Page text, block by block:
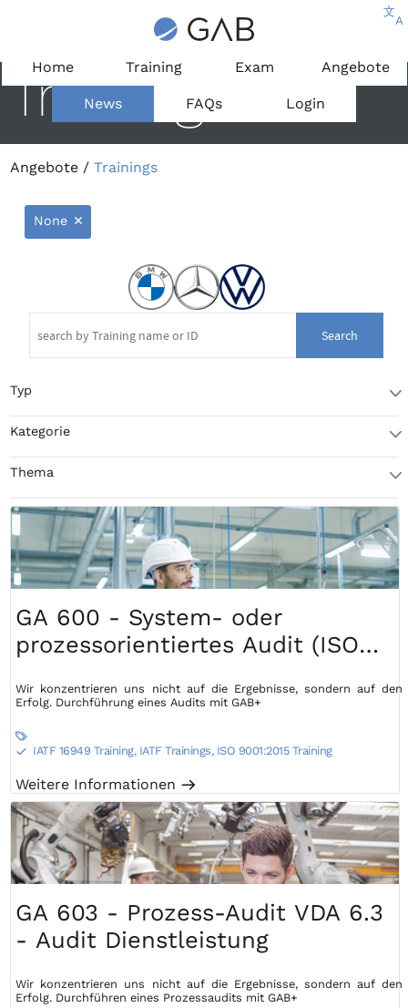
文
A
Home Training Exam Angebote
News FAQs Login
Trainings
Angebote /Trainings
None 9
Search
Typ T
Kategorie T
Thema T
GA 600 - System- oder
prozessorientiertes Audit (ISO
Dienstleistung
Wir konzentrieren uns nicht auf die Ergebnisse, sondern auf den
Erfolg. Durchführung eines Audits mit GAB+

S
IATF 16949 Training, IATF Trainings, ISO 9001:2015 Training
Weitere Informationen m
GA 603 - Prozess-Audit VDA 6.3
- Audit Dienstleistung
Wir konzentrieren uns nicht auf die Ergebnisse, sondern auf den
Erfolg. Durchführen eines Prozessaudits mit GAB+